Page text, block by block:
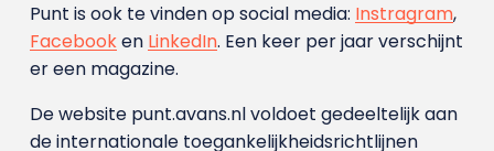
Punt is ook te vinden op social media: Instragram,
Facebooken LinkedIn. Een keer per jaar verschijnt
er een magazine.
De website punt.avans.nl voldoet gedeeltelijk aan
de internationale toegankelijkheidsrichtlijnen